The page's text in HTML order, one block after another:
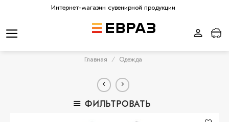
content
Интернет-магазин сувенирной продукции
Главная / Одежда
ФИЛЬТРОВАТЬ